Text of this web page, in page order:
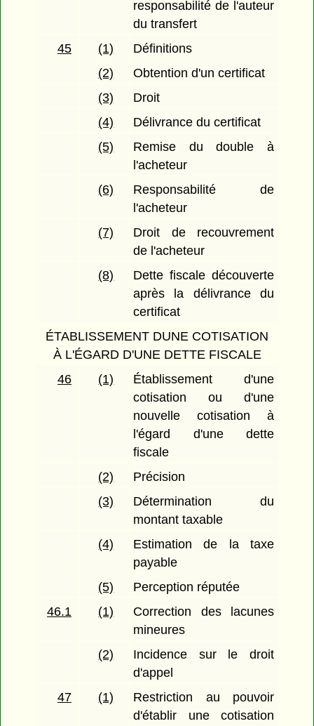
responsabilité de l'auteur
du transfert
45
(1)
Définitions
(2)
Obtention d'un certificat
(3)
Droit
(4)
Délivrance du certificat
(5)
Remise du double à
l'acheteur
(6)
Responsabilité de
l'acheteur
(7)
Droit de recouvrement
de l'acheteur
(8)
Dette fiscale découverte
après la délivrance du
certificat
ÉTABLISSEMENT DUNE COTISATION
À L'ÉGARD D'UNE DETTE FISCALE
46
(1)
Établissement d'une
cotisation ou d'une
nouvelle cotisation à
l'égard d'une dette
fiscale
(2)
Précision
(3)
Détermination du
montant taxable
(4)
Estimation de la taxe
payable
(5)
Perception réputée
46.1
(1)
Correction des lacunes
mineures
(2)
Incidence sur le droit
d'appel
47
(1)
Restriction au pouvoir
d'établir une cotisation